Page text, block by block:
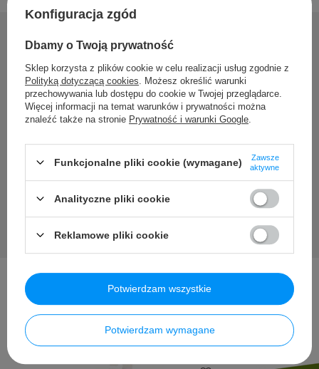
Potrzebujesz pomocy? Masz
pytania?
Zadaj pytanie a my odpowiemy niezwłocznie, najciekawsze
Zadaj pytanie
Inni kupili także ...
Konfiguracja zgód
Dbamy o Twoją prywatność
Sklep korzysta z plików cookie w celu realizacji usług zgodnie z
Polityką dotyczącą cookies . Możesz określić warunki
przechowywania lub dostępu do cookie w Twojej przeglądarce.
Więcej informacji na temat warunków i prywatności można
znaleźć także na stronie Prywatność i warunki Google
Funkcjonalne pliki cookie (wymagane)
Zawsze
aktywne
Analityczne pliki cookie
Reklamowe pliki cookie
Potwierdzam wymagane
Potwierdzam wszystkie